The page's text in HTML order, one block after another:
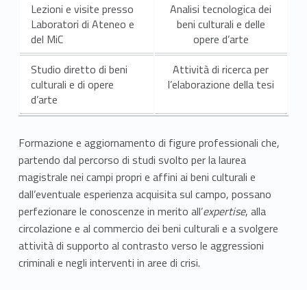
t
,
o
b
i
e
t
Lezioni e visite presso
Laboratori di Ateneo e
del MiC
Analisi tecnologica dei
beni culturali e delle
opere d’arte
Studio diretto di beni
culturali e di opere
d’arte
Attività di ricerca per
l’elaborazione della tesi
Formazione e aggiornamento di figure professionali che,
partendo dal percorso di studi svolto per la laurea
magistrale nei campi propri e affini ai beni culturali e
dall’eventuale esperienza acquisita sul campo, possano
perfezionare le conoscenze in merito all’expertise, alla
circolazione e al commercio dei beni culturali e a svolgere
attività di supporto al contrasto verso le aggressioni
criminali e negli interventi in aree di crisi.